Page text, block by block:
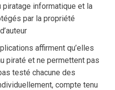
informatique et la
par la propriété
affirment qu’elles
piraté et ne permettent pas
testé chacune des
compte tenu